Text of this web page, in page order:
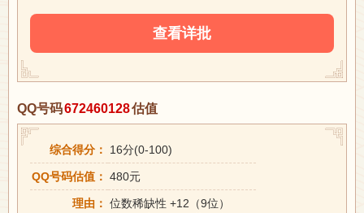
查看详批
QQ号码672460128估值
综合得分： 16分(0-100)
QQ号码估值： 480元
理由： 位数稀缺性 +12（9位）